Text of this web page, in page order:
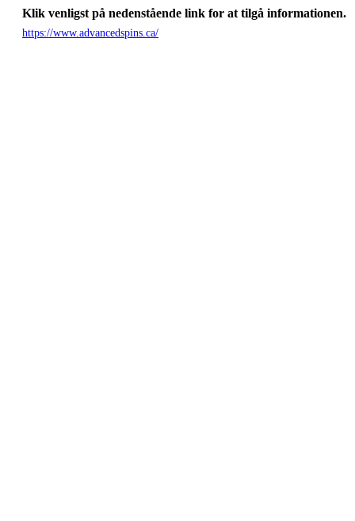
Klik venligst på nedenstående link for at tilgå informationen.
https://www.advancedspins.ca/